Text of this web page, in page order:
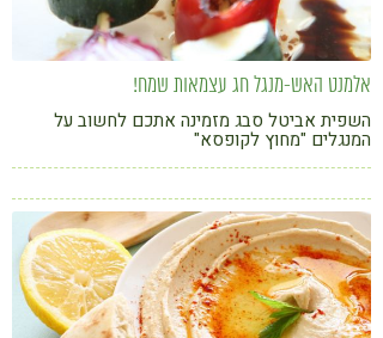
אלמנט האש-מנגל חג עצמאות שמח!
השפית אביטל סבג מזמינה אתכם לחשוב על
המנגלים "מחוץ לקופסא"